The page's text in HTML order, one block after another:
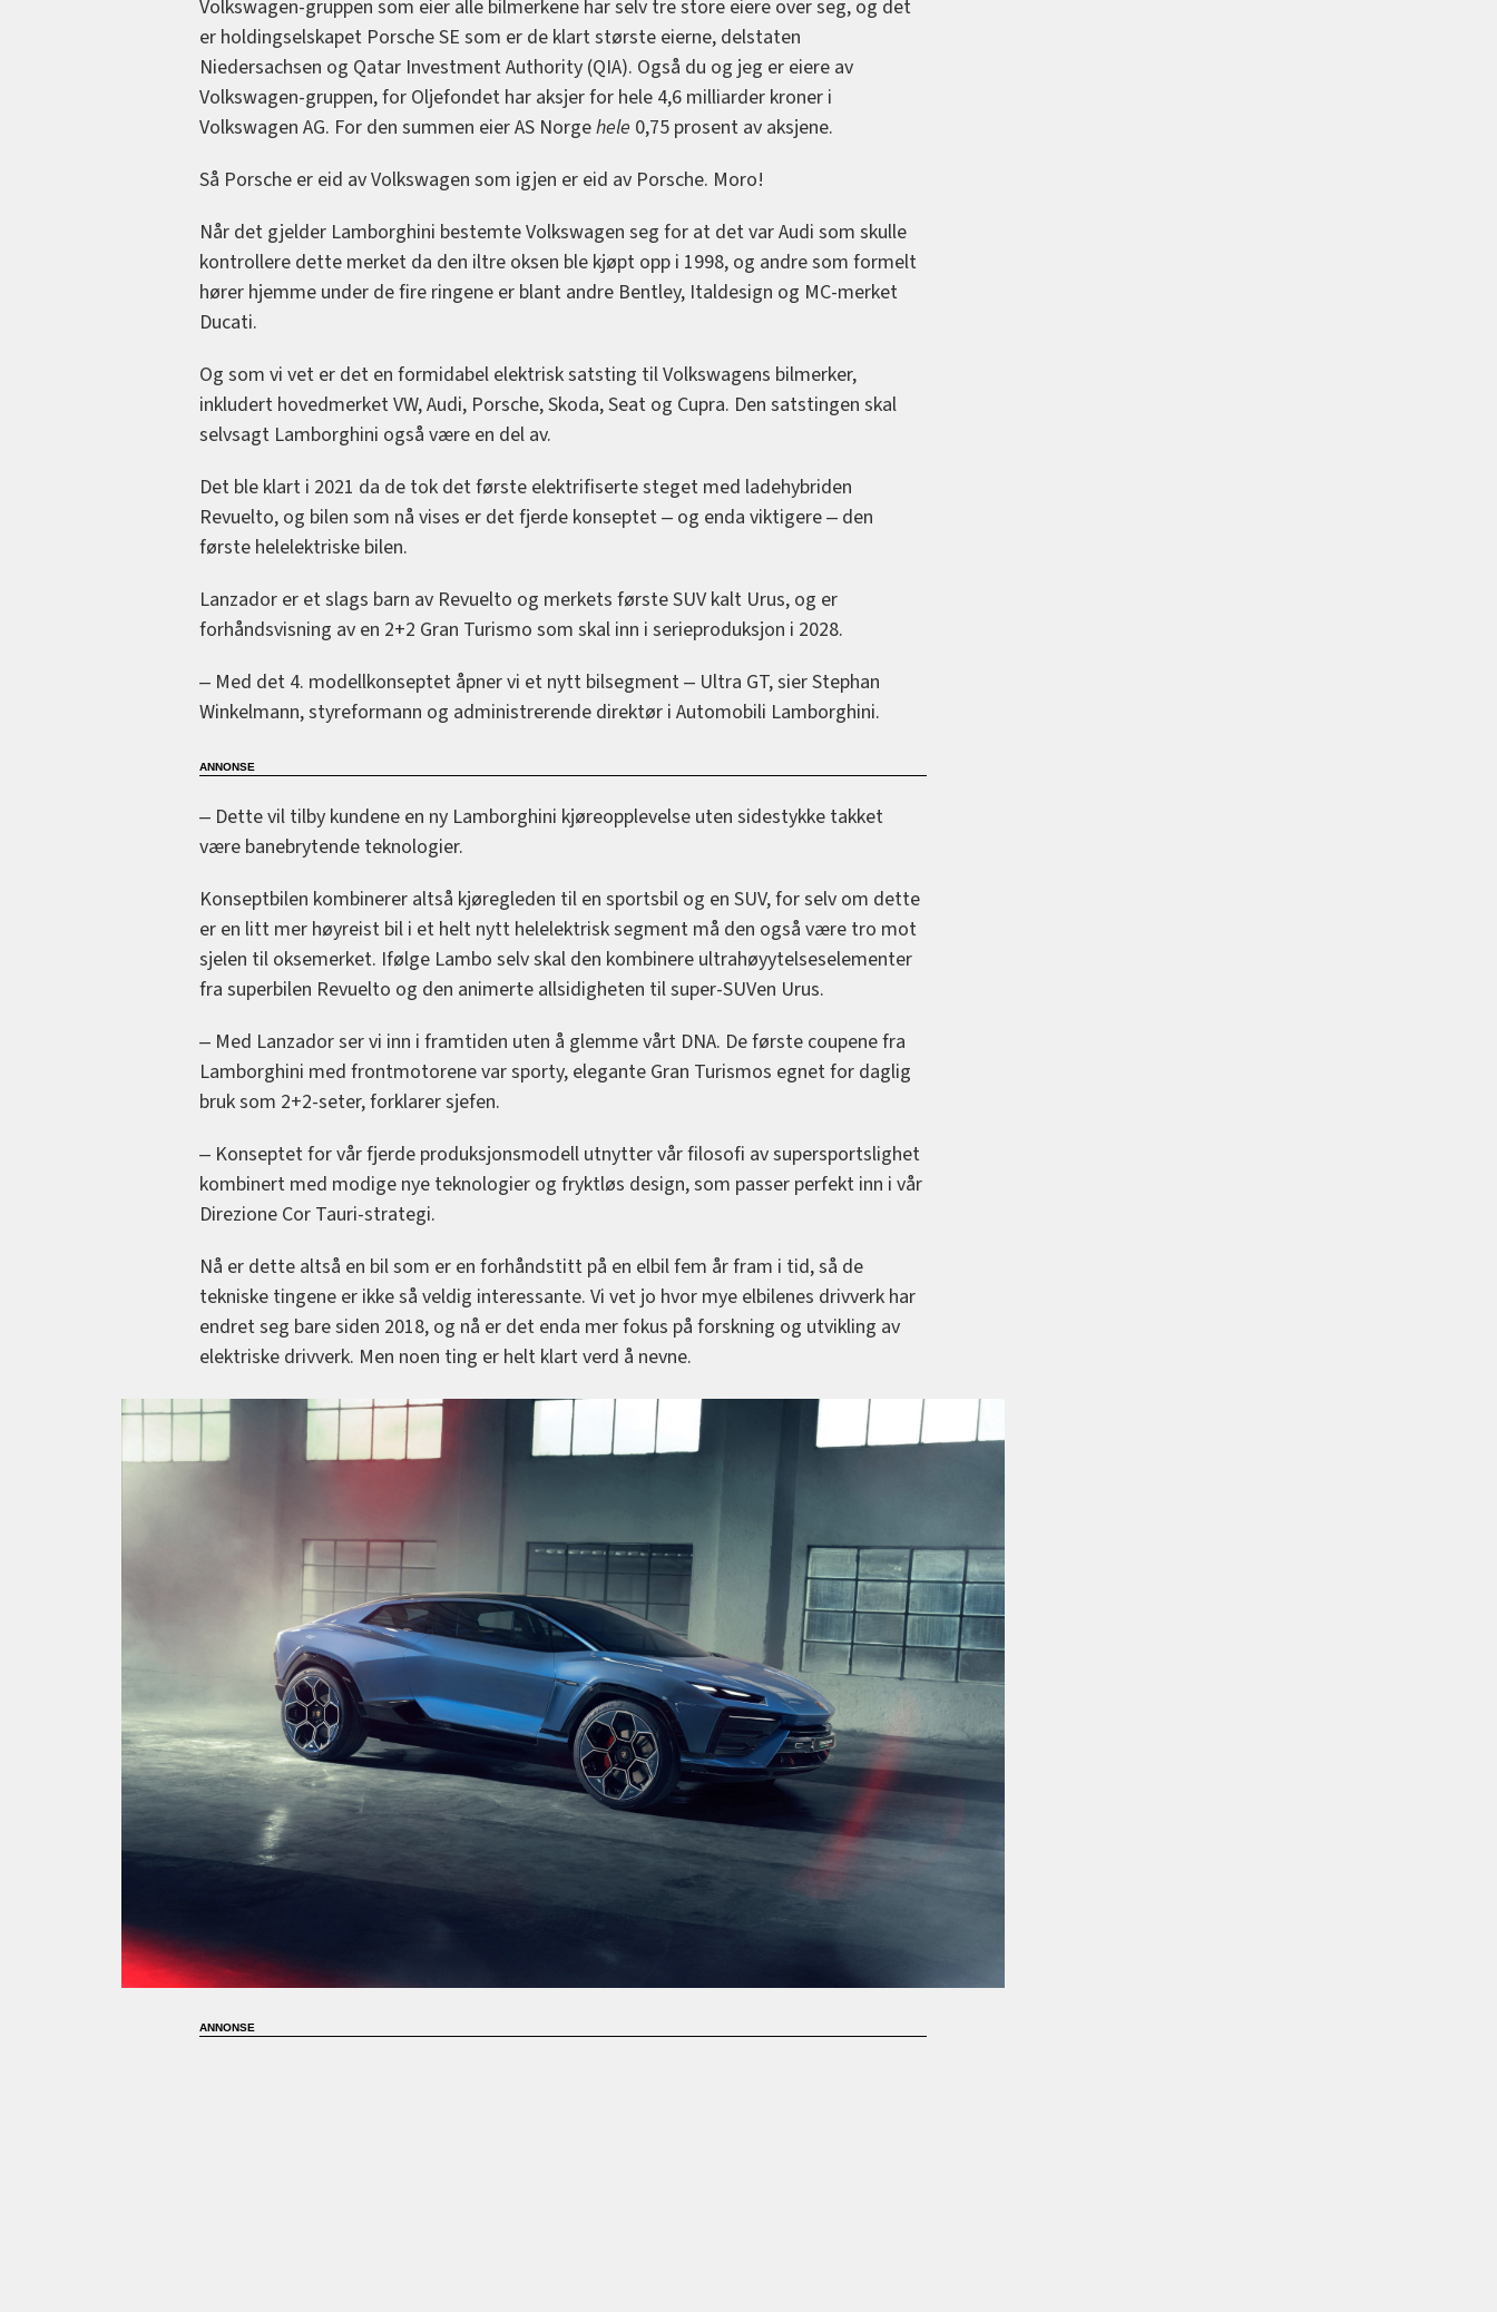
Volkswagen-gruppen som eier alle bilmerkene har selv tre store eiere over seg, og det
er holdingselskapet Porsche SE som er de klart største eierne, delstaten
Niedersachsen og Qatar Investment Authority (QIA). Også du og jeg er eiere av
Volkswagen-gruppen, for Oljefondet har aksjer for hele 4,6 milliarder kroner i
Volkswagen AG. For den summen eier AS Norgehele 0,75 prosent av aksjene.
Så Porsche er eid av Volkswagen som igjen er eid av Porsche. Moro!
Når det gjelder Lamborghini bestemte Volkswagen seg for at det var Audi som skulle
kontrollere dette merket da den iltre oksen ble kjøpt opp i 1998, og andre som formelt
hører hjemme under de fire ringene er blant andre Bentley, Italdesign og MC-merket
Ducati.
Og som vi vet er det en formidabel elektrisk satsting til Volkswagens bilmerker,
inkludert hovedmerket VW, Audi, Porsche, Skoda, Seat og Cupra. Den satstingen skal
selvsagt Lamborghini også være en del av.
Det ble klart i 2021 da de tok det første elektrifiserte steget med ladehybriden
Revuelto, og bilen som nå vises er det fjerde konseptet ‒ og enda viktigere ‒ den
første helelektriske bilen.
Lanzador er et slags barn av Revuelto og merkets første SUV kalt Urus, og er
forhåndsvisning av en 2+2 Gran Turismo som skal inn i serieproduksjon i 2028.
‒ Med det 4. modellkonseptet åpner vi et nytt bilsegment ‒ Ultra GT, sier Stephan
Winkelmann, styreformann og administrerende direktør i Automobili Lamborghini.
‒ Dette vil tilby kundene en ny Lamborghini kjøreopplevelse uten sidestykke takket
være banebrytende teknologier.
Konseptbilen kombinerer altså kjøregleden til en sportsbil og en SUV, for selv om dette
er en litt mer høyreist bil i et helt nytt helelektrisk segment må den også være tro mot
sjelen til oksemerket. Ifølge Lambo selv skal den kombinere ultrahøyytelseselementer
fra superbilen Revuelto og den animerte allsidigheten til super-SUVen Urus.
‒ Med Lanzador ser vi inn i framtiden uten å glemme vårt DNA. De første coupene fra
Lamborghini med frontmotorene var sporty, elegante Gran Turismos egnet for daglig
bruk som 2+2-seter, forklarer sjefen.
‒ Konseptet for vår fjerde produksjonsmodell utnytter vår filosofi av supersportslighet
kombinert med modige nye teknologier og fryktløs design, som passer perfekt inn i vår
Direzione Cor Tauri-strategi.
Nå er dette altså en bil som er en forhåndstitt på en elbil fem år fram i tid, så de
tekniske tingene er ikke så veldig interessante. Vi vet jo hvor mye elbilenes drivverk har
endret seg bare siden 2018, og nå er det enda mer fokus på forskning og utvikling av
elektriske drivverk. Men noen ting er helt klart verd å nevne.